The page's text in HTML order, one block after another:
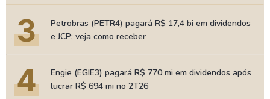
3
Petrobras (PETR4) pagará R$ 17,4 bi em dividendos
e JCP; veja como receber
4
Engie (EGIE3) pagará R$ 770 mi em dividendos após
lucrar R$ 694 mi no 2T26